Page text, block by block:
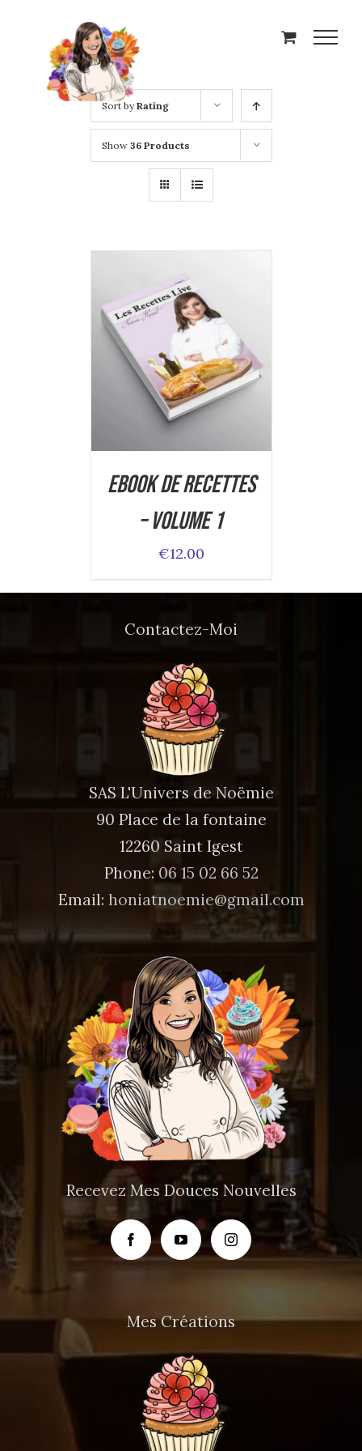
content
Sort byRating
Show 36 Products
ADD TO CART
/
DETAILS
Ebook de Recettes
– Volume 1
€12.00
Contactez-Moi
SAS L'Univers de Noëmie
90 Place de la fontaine
12260 Saint Igest
Phone: 06 15 02 66 52
Email: honiatnoemie@gmail.com
Recevez Mes Douces Nouvelles
Mes Créations